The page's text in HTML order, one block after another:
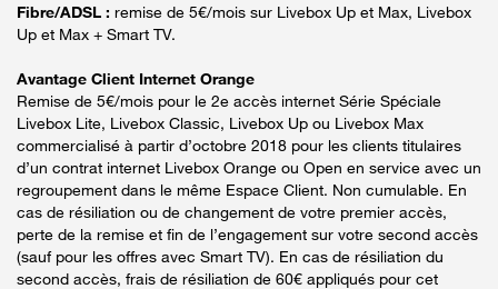
Fibre/ADSL : remise de 5€/mois sur Livebox Up et Max, Livebox
Up et Max + Smart TV.
Avantage Client Internet Orange
Remise de 5€/mois pour le 2e accès internet Série Spéciale
Livebox Lite, Livebox Classic, Livebox Up ou Livebox Max
commercialisé à partir d’octobre 2018 pour les clients titulaires
d’un contrat internet Livebox Orange ou Open en service avec un
regroupement dans le même Espace Client. Non cumulable. En
cas de résiliation ou de changement de votre premier accès,
perte de la remise et fin de l’engagement sur votre second accès
(sauf pour les offres avec Smart TV). En cas de résiliation du
second accès, frais de résiliation de 60€ appliqués pour cet